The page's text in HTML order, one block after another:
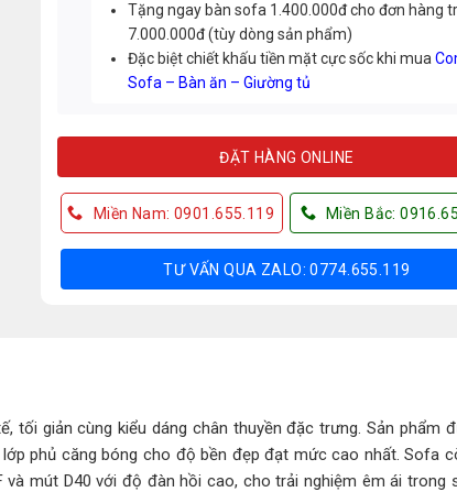
Tặng ngay bàn sofa 1.400.000đ cho đơn hàng
7.000.000đ (tùy dòng sản phẩm)
Đặc biệt chiết khấu tiền mặt cực sốc khi mua
Sofa – Bàn ăn – Giường tủ
ĐẶT HÀNG ONLINE
Miền Nam: 0901.655.119 Miền Bắc:
TƯ VẤN QUA ZALO: 0774.655.119
tối giản cùng kiểu dáng chân thuyền đặc trưng. Sản phẩm
phủ căng bóng cho độ bền đẹp đạt mức cao nhất. Sofa
mút D40 với độ đàn hồi cao, cho trải nghiệm êm ái trong